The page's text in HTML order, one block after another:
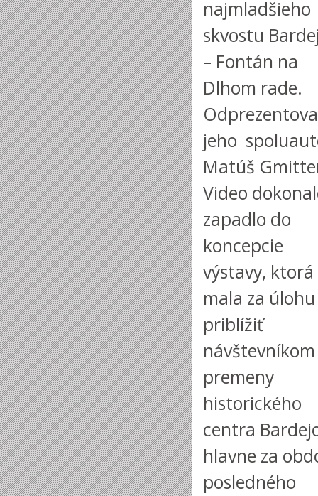
najmladšieho
skvostu
– Fontán na
Dlhom rade.
jeho
Matúš
Video
zapadlo do
koncepcie
výstavy, ktorá
mala za úlohu
priblížiť
návštevníkom
premeny
historického
centra
hlavne za
posledného